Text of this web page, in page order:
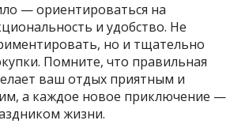
— ориентироваться на
и удобство. Не
но и тщательно
Помните, что правильная
ваш отдых приятным и
а каждое новое приключение —
жизни.